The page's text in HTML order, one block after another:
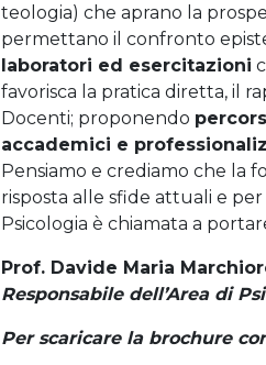
teologia) che aprano la
permettano il confronto
laboratori ed esercitazioni
favorisca la pratica diretta, il
Docenti; proponendo
accademici e
Pensiamo e crediamo che la
risposta alle sfide attuali e
Psicologia è chiamata a
Prof. Davide Maria
Responsabile dell’Area di
Per scaricare la brochure